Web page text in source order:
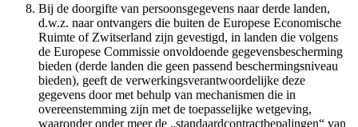
Bij de doorgifte van persoonsgegevens naar derde landen,
d.w.z. naar ontvangers die buiten de Europese Economische
Ruimte of Zwitserland zijn gevestigd, in landen die volgens
de Europese Commissie onvoldoende gegevensbescherming
bieden (derde landen die geen passend beschermingsniveau
bieden), geeft de verwerkingsverantwoordelijke deze
gegevens door met behulp van mechanismen die in
overeenstemming zijn met de toepasselijke wetgeving,
waaronder onder meer de „standaardcontractbepalingen“ van